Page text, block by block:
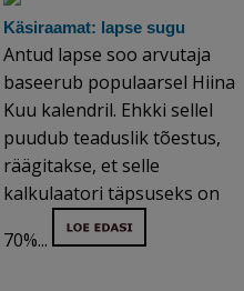
Käsiraamat: lapse sugu
Antud lapse soo arvutaja
baseerub populaarsel Hiina
Kuu kalendril. Ehkki sellel
puudub teaduslik tõestus,
räägitakse, et selle
kalkulaatori täpsuseks on
70%...